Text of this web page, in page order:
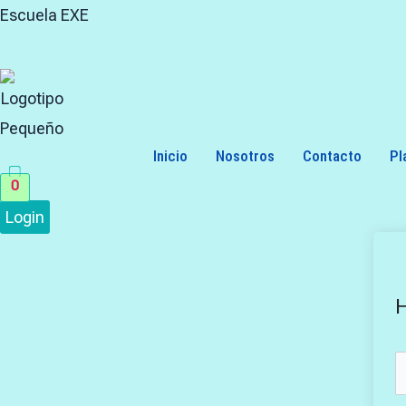
Skip
content
Escuela EXE
Inicio Nosotros Contacto
0
Login
Search